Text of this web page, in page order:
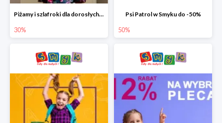
Piżamy i szlafroki dla dorosłych w Smyku do -30%
30%
Psi Patrol w Smyku do -50%
50%